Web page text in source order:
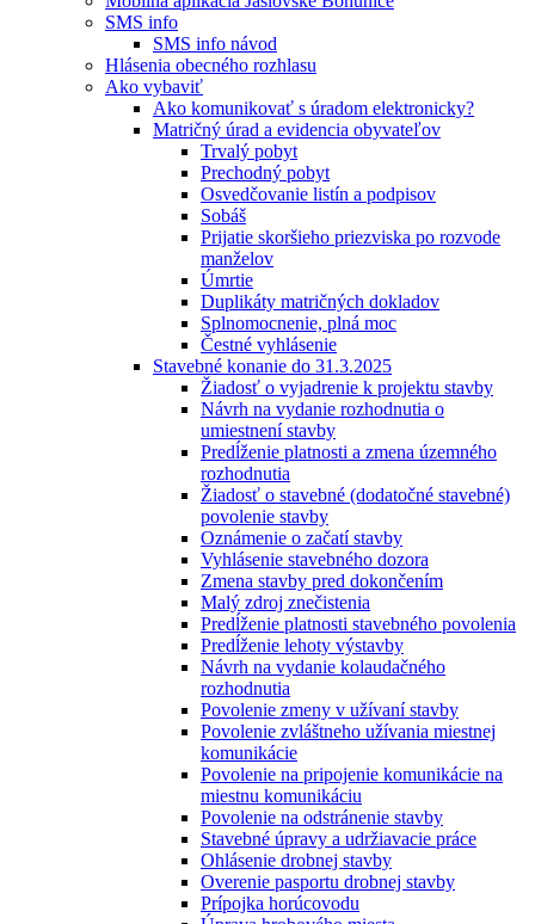
SMS info
SMS info návod
Hlásenia obecného rozhlasu
Ako vybaviť
Ako komunikovať s úradom elektronicky?
Matričný úrad a evidencia obyvateľov
Trvalý pobyt
Prechodný pobyt
Osvedčovanie listín a podpisov
Sobáš
Prijatie skoršieho priezviska po rozvode
manželov
Úmrtie
Duplikáty matričných dokladov
Splnomocnenie, plná moc
Čestné vyhlásenie
Stavebné konanie do 31.3.2025
Žiadosť o vyjadrenie k projektu stavby
Návrh na vydanie rozhodnutia o
umiestnení stavby
Predĺženie platnosti a zmena územného
rozhodnutia
Žiadosť o stavebné (dodatočné stavebné)
povolenie stavby
Oznámenie o začatí stavby
Vyhlásenie stavebného dozora
Zmena stavby pred dokončením
Malý zdroj znečistenia
Predĺženie platnosti stavebného povolenia
Predĺženie lehoty výstavby
Návrh na vydanie kolaudačného
rozhodnutia
Povolenie zmeny v užívaní stavby
Povolenie zvláštneho užívania miestnej
komunikácie
Povolenie na pripojenie komunikácie na
miestnu komunikáciu
Povolenie na odstránenie stavby
Stavebné úpravy a udržiavacie práce
Ohlásenie drobnej stavby
Overenie pasportu drobnej stavby
Prípojka horúcovodu